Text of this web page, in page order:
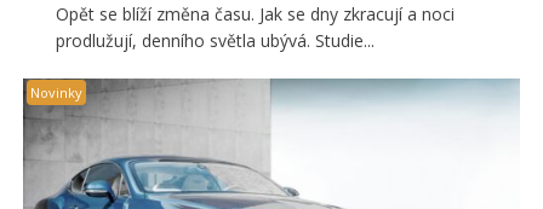
Opět se blíží změna času. Jak se dny zkracují a noci
prodlužují, denního světla ubývá. Studie...
Novinky